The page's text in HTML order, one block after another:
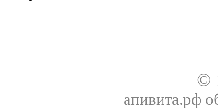
©
апивита.рф